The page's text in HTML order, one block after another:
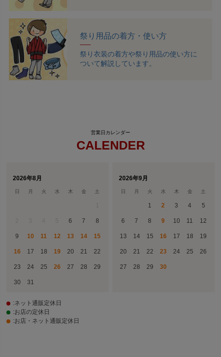
祭り用品の着方・使い方
祭り衣装の着方や祭り用品の使い方に
ついて解説しています。
CALENDER
2026年8月
日 月 火 水 木 金 土
6 7 8
9 10 11 12 13 14 15
16 17 18 19 20 21 22
23 24 25 26 27 28 29
30 31
2026年9月
日 月 火 水 木 金 土
1 2 3 4 5
6 7 8 9 10 11 12
13 14 15 16 17 18 19
20 21 22 23 24 25 26
27 28 29 30
:ネット通販定休日
:お店の定休日
:お店・ネット通販定休日